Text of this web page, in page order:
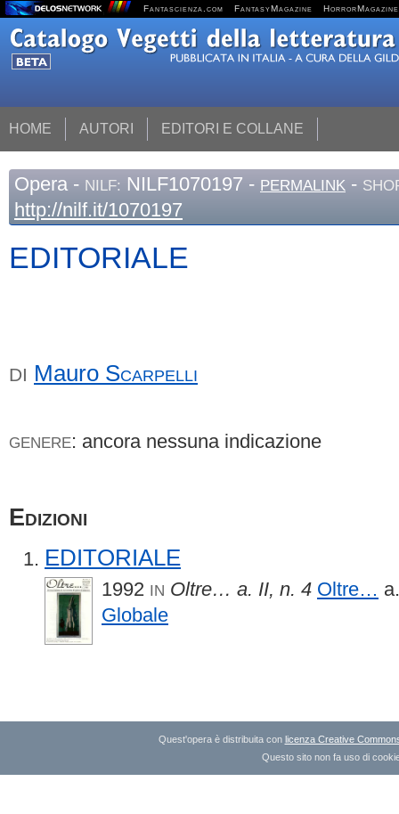
Fantascienza.com FantasyMagazine HorrorMagazine
HOME AUTORI EDITORI E COLLANE
Opera - NILF: NILF1070197 - PERMALINK -
http://nilf.it/1070197
EDITORIALE
DI Mauro Scarpelli
GENERE: ancora nessuna indicazione
Edizioni
EDITORIALE
1992 IN Oltre… a. II, n. 4 Oltre…
Globale
Quest'opera è distribuita con licenza Creative
Questo sito non fa uso di